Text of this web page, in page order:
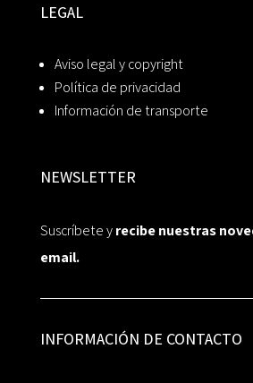
LEGAL
Aviso legal y copyright
Política de privacidad
Información de transporte
NEWSLETTER
Suscríbete yrecibe nuestras
email.
INFORMACIÓN DE CONTACTO